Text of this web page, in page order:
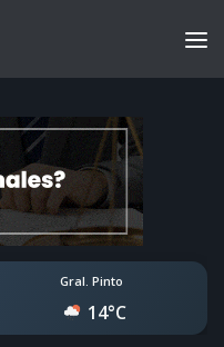
Gral. Pinto
14°C